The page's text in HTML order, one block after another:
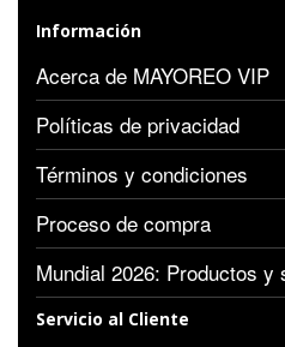
Información
Acerca de MAYOREO VIP
Políticas de privacidad
Términos y condiciones
Proceso de compra
Mundial 2026: Productos
Servicio al Cliente